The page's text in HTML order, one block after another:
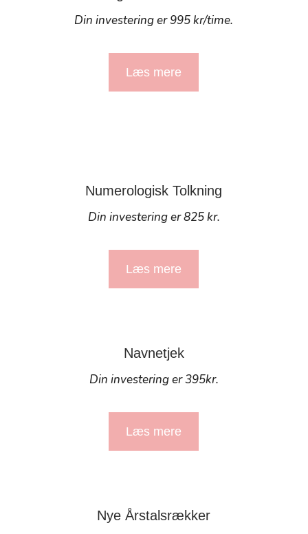
Din investering er 995 kr/time.
Læs mere
Numerologisk Tolkning
Din investering er 825 kr.
Læs mere
Navnetjek
Din investering er 395kr.
Læs mere
Nye Årstalsrækker